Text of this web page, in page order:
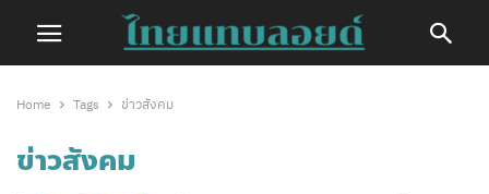
Home Tags ข่าวสังคม
ข่าวสังคม